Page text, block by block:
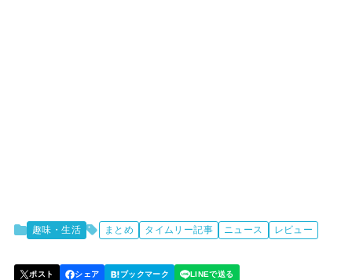
趣味・生活 まとめ タイムリー記事 ニュース レビュー